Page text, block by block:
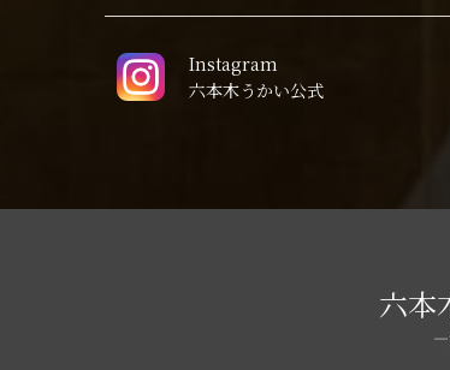
Instagram
六本木うかい公式
六本
―